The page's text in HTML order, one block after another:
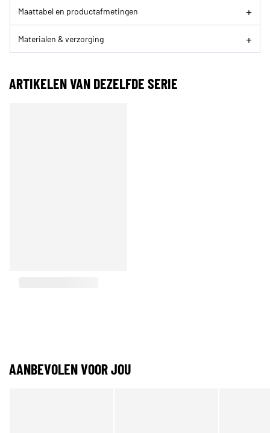
Maattabel en productafmetingen
Materialen & verzorging
ARTIKELEN VAN DEZELFDE SERIE
AANBEVOLEN VOOR JOU